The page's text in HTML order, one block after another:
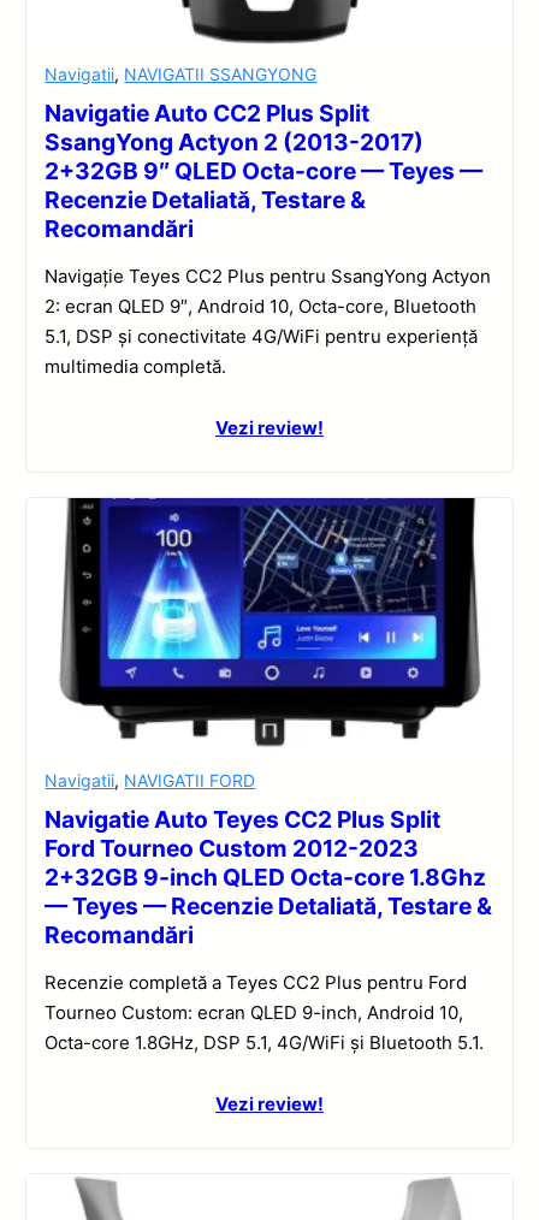
Navigatii, NAVIGATII SSANGYONG
Navigatie Auto CC2 Plus Split
SsangYong Actyon 2 (2013-2017)
2+32GB 9″ QLED Octa-core — Teyes —
Recenzie Detaliată, Testare &
Recomandări
Navigație Teyes CC2 Plus pentru SsangYong Actyon
2: ecran QLED 9″, Android 10, Octa-core, Bluetooth
5.1, DSP și conectivitate 4G/WiFi pentru experiență
multimedia completă.
Vezi review!
Navigatii, NAVIGATII FORD
Navigatie Auto Teyes CC2 Plus Split
Ford Tourneo Custom 2012-2023
2+32GB 9-inch QLED Octa-core 1.8Ghz
— Teyes — Recenzie Detaliată, Testare &
Recomandări
Recenzie completă a Teyes CC2 Plus pentru Ford
Tourneo Custom: ecran QLED 9-inch, Android 10,
Octa-core 1.8GHz, DSP 5.1, 4G/WiFi și Bluetooth 5.1.
Vezi review!